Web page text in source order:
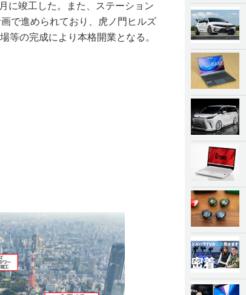
に竣工した。また、ステーション
で進められており、虎ノ門ヒルズ
等の完成により本格開業となる。